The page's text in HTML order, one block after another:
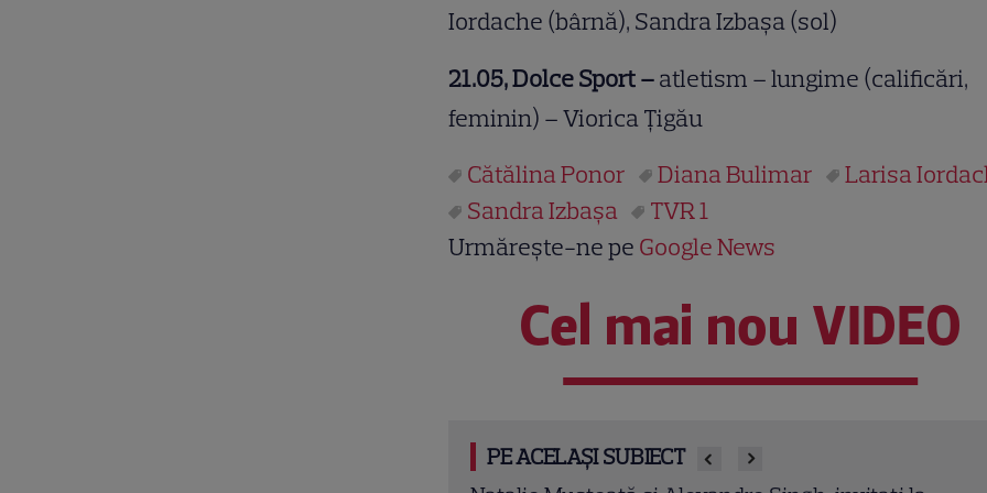
Iordache (bârnă), Sandra Izbaşa (sol)
21.05, Dolce Sport –atletism – lungime (calificări,
feminin) – Viorica Ţigău
Cătălina Ponor
Diana Bulimar
Larisa
Sandra Izbaşa
TVR 1
Urmărește-ne pe Google News
Cel mai nou VIDEO
PE ACELAȘI SUBIECT